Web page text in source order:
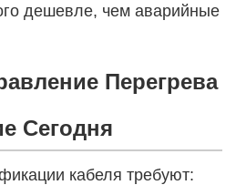
дешевле, чем аварийные
Перегрева
Сегодня
кабеля требуют: